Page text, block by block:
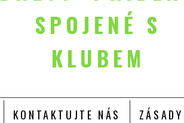
SPOJENÉ S
KLUBEM
KONTAKTUJTE NÁS